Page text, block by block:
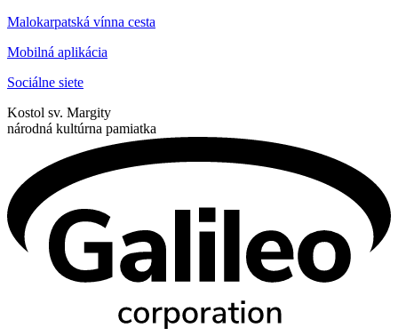
Malokarpatská vínna cesta
Mobilná aplikácia
Sociálne siete
Kostol sv. Margity
národná kultúrna pamiatka